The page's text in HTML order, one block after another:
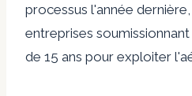
processus l'année
entreprises
de 15 ans pour exploiter